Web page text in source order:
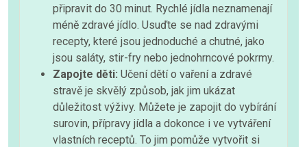
připravit do 30 minut. Rychlé jídla neznamenají
méně zdravé jídlo. Usuďte se nad zdravými
recepty, které jsou jednoduché a chutné, jako
jsou saláty, stir-fry nebo jednohrncové pokrmy.
Zapojte děti: Učení dětí o vaření a zdravé
stravě je skvělý způsob, jak jim ukázat
důležitost výživy. Můžete je zapojit do vybírání
surovin, přípravy jídla a dokonce i ve vytváření
vlastních receptů. To jim pomůže vytvořit si